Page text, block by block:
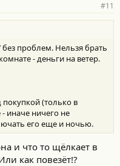
#11
проблем. Нельзя брать
- деньги на ветер.
(только в
иначе ничего не
его еще и ночью.
и что то щёлкает в
как повезёт!?